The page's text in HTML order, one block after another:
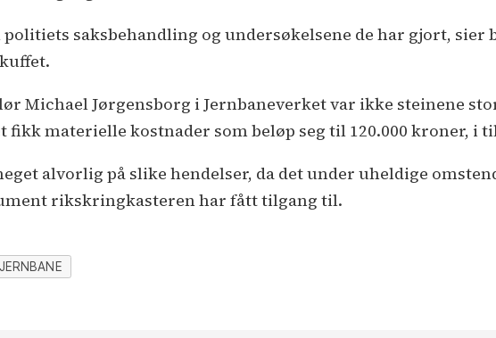
saksbehandling og undersøkelsene de har gjort, sier
Michael Jørgensborg i Jernbaneverket var ikke steinene
fikk materielle kostnader som beløp seg til 120.000 kroner, i
alvorlig på slike hendelser, da det under uheldige
rikskringkasteren har fått tilgang til.
JERNBANE